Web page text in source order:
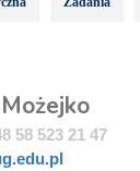
58 523 21 47